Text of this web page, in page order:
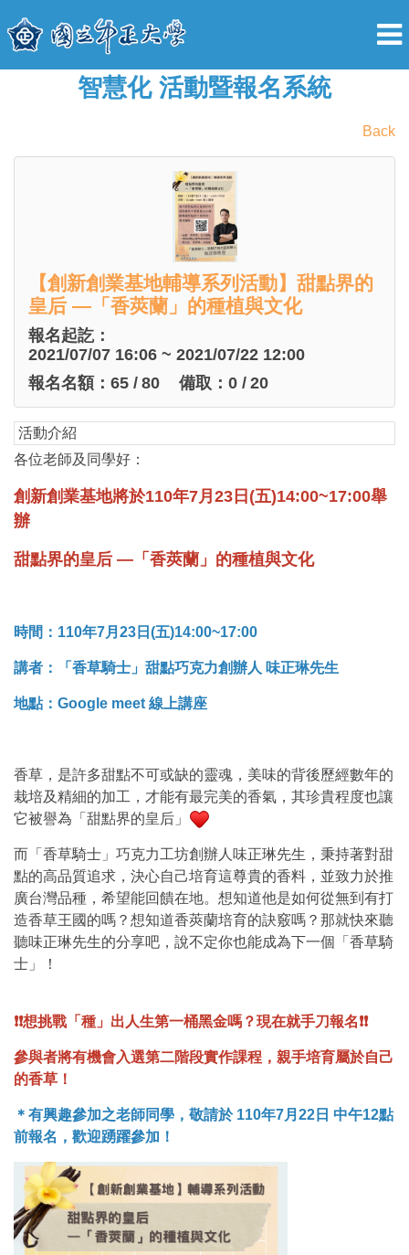
智慧化 活動暨報名系統
Back
【創新創業基地輔導系列活動】甜點界的
皇后 —「香莢蘭」的種植與文化
報名起訖：
2021/07/07 16:06 ~ 2021/07/22 12:00
報名名額： 65 / 80 備取： 0 / 20
活動介紹
各位老師及同學好：
創新創業基地將於110年7月23日(五)14:00~17:00舉
辦
甜點界的皇后 —「香莢蘭」的種植與文化
時間：110年7月23日(五)14:00~17:00
講者：「香草騎士」甜點巧克力創辦人 味正琳先生
地點：Google meet 線上講座
香草，是許多甜點不可或缺的靈魂，美味的背後歷經數年的
栽培及精細的加工，才能有最完美的香氣，其珍貴程度也讓
它被譽為「甜點界的皇后」
而「香草騎士」巧克力工坊創辦人味正琳先生，秉持著對甜
點的高品質追求，決心自己培育這尊貴的香料，並致力於推
廣台灣品種，希望能回饋在地。想知道他是如何從無到有打
造香草王國的嗎？想知道香莢蘭培育的訣竅嗎？那就快來聽
聽味正琳先生的分享吧，說不定你也能成為下一個「香草騎
士」！
❗❗想挑戰「種」出人生第一桶黑金嗎？現在就手刀報名❗❗
參與者將有機會入選第二階段實作課程，親手培育屬於自己
的香草！
＊有興趣參加之老師同學，敬請於 110年7月22日 中午12點
前報名，歡迎踴躍參加！